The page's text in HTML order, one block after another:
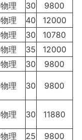
物理 30
9800
物理 40
12000
物理 30
10780
物理 35
12000
物理 30 9800
物理 30 9800
物理 30 11880
物理 25 9800